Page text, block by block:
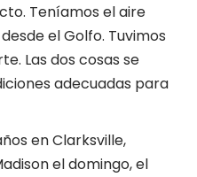
Teníamos el aire
el Golfo. Tuvimos
Las dos cosas se
adecuadas para
en Clarksville,
el domingo, el